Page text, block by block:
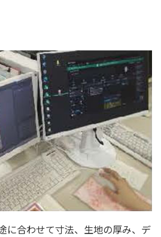
に合わせて寸法、生地の厚み、デ